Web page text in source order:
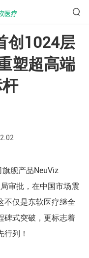
创1024层
塑超高端
舰产品NeuViz
审批，在中国市场震
不仅是东软医疗继全
碑式突破，更标志着
列！